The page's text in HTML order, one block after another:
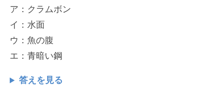
ア：クラムボン
イ：水面
ウ：魚の腹
エ：青暗い鋼
答えを見る